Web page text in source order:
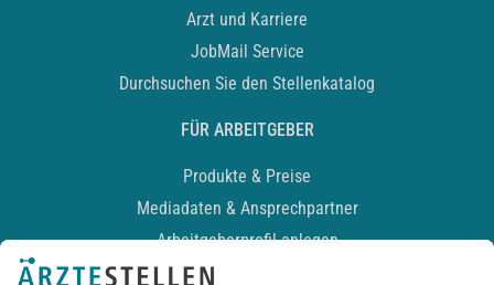
Arzt und Karriere
JobMail Service
Durchsuchen Sie den Stellenkatalog
FÜR ARBEITGEBER
Produkte & Preise
Mediadaten & Ansprechpartner
Arbeitgeberprofil anlegen
Recruiting-Podcast